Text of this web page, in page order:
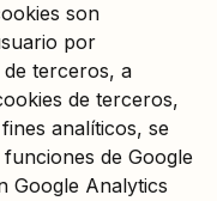
son
por
de terceros, a
de terceros,
analíticos, se
de Google
Google Analytics